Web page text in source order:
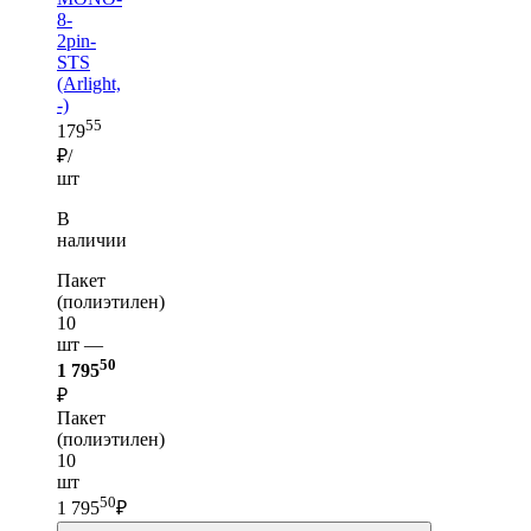
8-
2pin-
STS
(Arlight,
-)
17955
₽/
шт
В
наличии
Пакет
(полиэтилен)
10
шт —
1 79550
₽
Пакет
(полиэтилен)
10
шт
1 79550₽